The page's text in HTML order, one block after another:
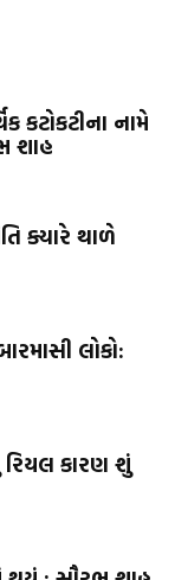
કટોકટીના નામે
શાહ
ક્યારે થાળે
લોકો:
રિયલ કારણ શું